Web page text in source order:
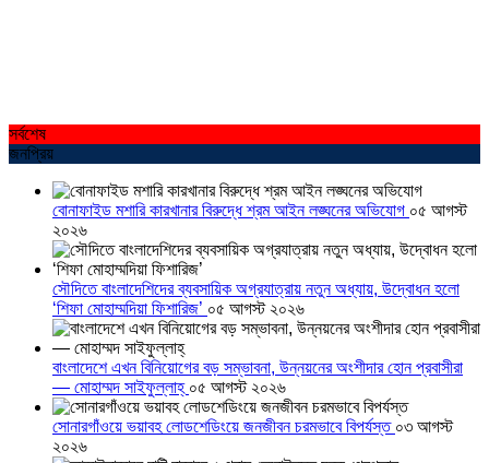
সর্বশেষ
জনপ্রিয়
বোনাফাইড মশারি কারখানার বিরুদ্ধে শ্রম আইন লঙ্ঘনের অভিযোগ ০৫ আগস্ট
২০২৬
সৌদিতে বাংলাদেশিদের ব্যবসায়িক অগ্রযাত্রায় নতুন অধ্যায়, উদ্বোধন হলো
‘শিফা মোহাম্মদিয়া ফিশারিজ’ ০৫ আগস্ট ২০২৬
বাংলাদেশে এখন বিনিয়োগের বড় সম্ভাবনা, উন্নয়নের অংশীদার হোন প্রবাসীরা
— মোহাম্মদ সাইফুল্লাহ্ ০৫ আগস্ট ২০২৬
সোনারগাঁওয়ে ভয়াবহ লোডশেডিংয়ে জনজীবন চরমভাবে বিপর্যস্ত ০৩ আগস্ট
২০২৬